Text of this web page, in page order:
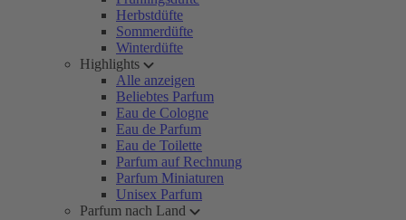
Herbstdüfte
Sommerdüfte
Winterdüfte
Highlights
Alle anzeigen
Beliebtes Parfum
Eau de Cologne
Eau de Parfum
Eau de Toilette
Parfum auf Rechnung
Parfum Miniaturen
Unisex Parfum
Parfum nach Land